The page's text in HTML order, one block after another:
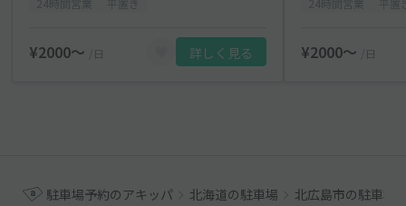
¥2000〜 /日 詳しく見る ¥2000〜 /日
駐車場予約のアキッパ 北海道の駐車場 北広島市の駐車場